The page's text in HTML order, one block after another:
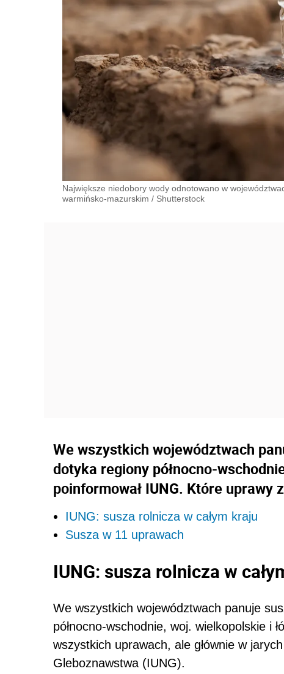
Największe niedobory wody odnotowano w
warmińsko-mazurskim / Shutterstock
We wszystkich województwach
dotyka regiony północno-
poinformował IUNG. Które uprawy
IUNG: susza rolnicza w całym kraju
Susza w 11 uprawach
IUNG: susza rolnicza w
We wszystkich województwach panuje
północno-wschodnie, woj. wielkopolskie i
wszystkich uprawach, ale głównie w
Gleboznawstwa (IUNG).